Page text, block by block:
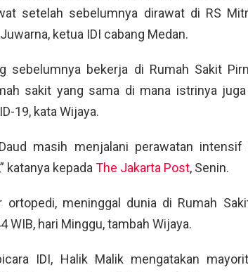
setelah sebelumnya dirawat di RS
ketua IDI cabang Medan.
sebelumnya bekerja di Rumah Sakit
sakit yang sama di mana istrinya
19, kata Wijaya.
masih menjalani perawatan
katanya kepada The Jakarta Post, Senin.
ortopedi, meninggal dunia di Rumah
WIB, hari Minggu, tambah Wijaya.
IDI, Halik Malik mengatakan